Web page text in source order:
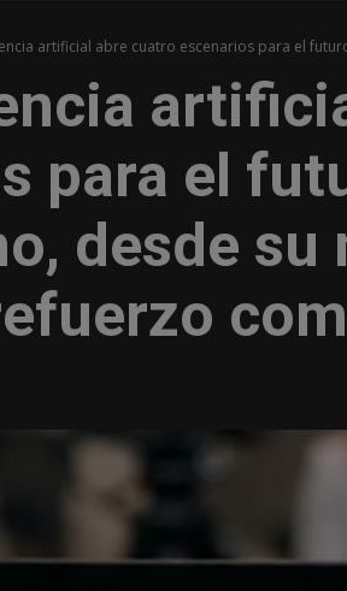
artificial abre cuatro escenarios para el
para el
desde